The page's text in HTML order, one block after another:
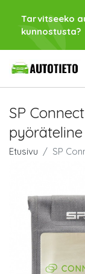
Tarvitseeko
kunnostusta?
SP
pyöräteline
Etusivu SP